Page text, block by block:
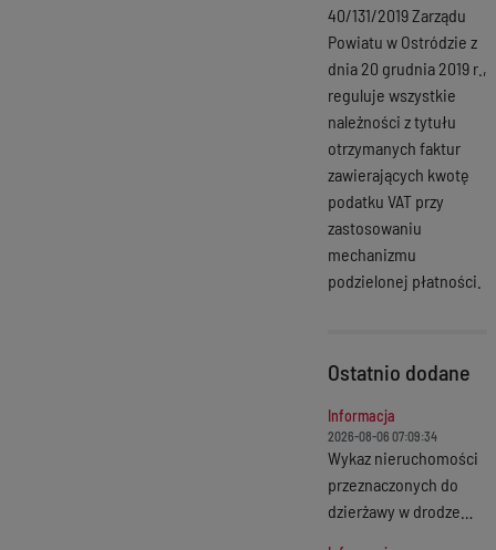
40/131/2019 Zarządu
Powiatu w Ostródzie z
dnia 20 grudnia 2019 r.,
reguluje wszystkie
należności z tytułu
otrzymanych faktur
zawierających kwotę
podatku VAT przy
zastosowaniu
mechanizmu
podzielonej płatności.
Ostatnio dodane
Informacja
2026-08-06 07:09:34
Wykaz nieruchomości
przeznaczonych do
dzierżawy w drodze